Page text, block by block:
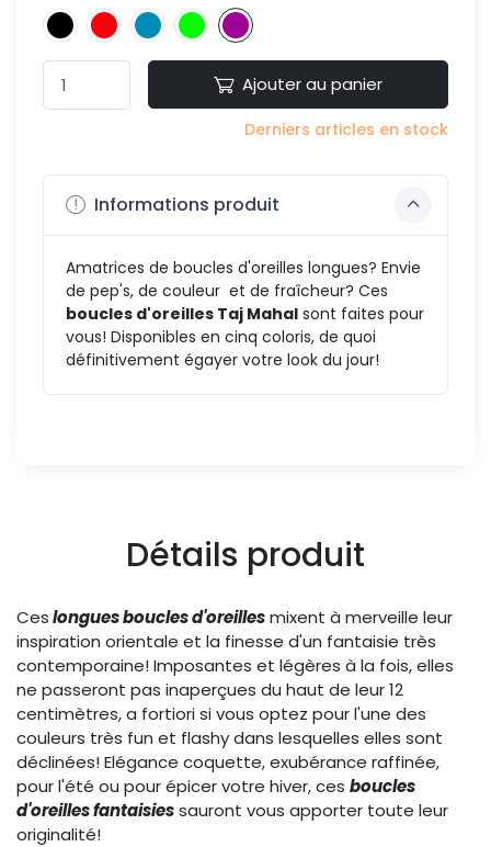
Ajouter au panier
Derniers articles en stock
Informations produit
Amatrices de boucles d'oreilles longues? Envie
de pep's, de couleur et de fraîcheur? Ces
boucles d'oreilles Taj Mahal sont faites pour
vous! Disponibles en cinq coloris, de quoi
définitivement égayer votre look du jour!
Détails produit
Ceslongues boucles d'oreillesmixent à merveille leur
inspiration orientale et la finesse d'un fantaisie très
contemporaine! Imposantes et légères à la fois, elles
ne passeront pas inaperçues du haut de leur 12
centimètres, a fortiori si vous optez pour l'une des
couleurs très fun et flashy dans lesquelles elles sont
déclinées! Elégance coquette, exubérance raffinée,
pour l'été ou pour épicer votre hiver, ces boucles
d'oreilles fantaisiessauront vous apporter toute leur
originalité!